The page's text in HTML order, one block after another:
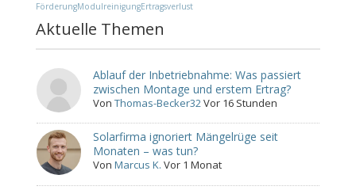
FörderungModulreinigungErtragsverlust
Aktuelle Themen
Ablauf der Inbetriebnahme: Was passiert
zwischen Montage und erstem Ertrag?
VonThomas-Becker32Vor 16 Stunden
Solarfirma ignoriert Mängelrüge seit
Monaten – was tun?
VonMarcus K. Vor 1 Monat